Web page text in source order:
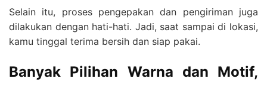
Selain itu, proses pengepakan dan pengiriman juga
dilakukan dengan hati-hati. Jadi, saat sampai di lokasi,
kamu tinggal terima bersih dan siap pakai.
Banyak Pilihan Warna dan Motif,